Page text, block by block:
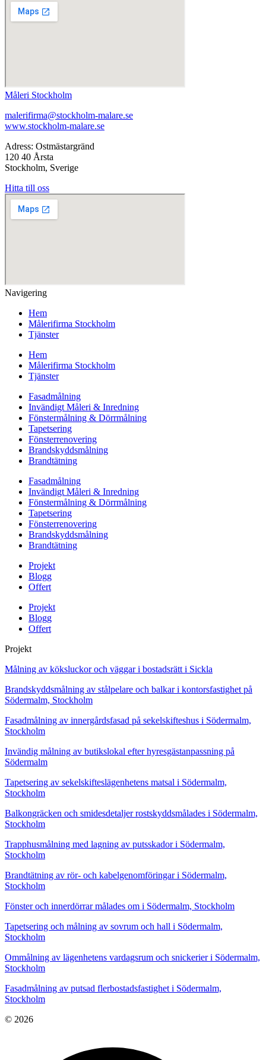
Måleri Stockholm
malerifirma@stockholm-malare.se
www.stockholm-malare.se
Adress: Ostmästargränd
120 40 Årsta
Stockholm, Sverige
Hitta till oss
Navigering
Hem
Målerifirma Stockholm
Tjänster
Hem
Målerifirma Stockholm
Tjänster
Fasadmålning
Invändigt Måleri & Inredning
Fönstermålning & Dörrmålning
Tapetsering
Fönsterrenovering
Brandskyddsmålning
Brandtätning
Fasadmålning
Invändigt Måleri & Inredning
Fönstermålning & Dörrmålning
Tapetsering
Fönsterrenovering
Brandskyddsmålning
Brandtätning
Projekt
Blogg
Offert
Projekt
Blogg
Offert
Projekt
Målning av köksluckor och väggar i bostadsrätt i Sickla
Brandskyddsmålning av stålpelare och balkar i kontorsfastighet på
Södermalm, Stockholm
Fasadmålning av innergårdsfasad på sekelskifteshus i Södermalm,
Stockholm
Invändig målning av butikslokal efter hyresgästanpassning på
Södermalm
Tapetsering av sekelskifteslägenhetens matsal i Södermalm,
Stockholm
Balkongräcken och smidesdetaljer rostskyddsmålades i Södermalm,
Stockholm
Trapphusmålning med lagning av putsskador i Södermalm,
Stockholm
Brandtätning av rör- och kabelgenomföringar i Södermalm,
Stockholm
Fönster och innerdörrar målades om i Södermalm, Stockholm
Tapetsering och målning av sovrum och hall i Södermalm,
Stockholm
Ommålning av lägenhetens vardagsrum och snickerier i Södermalm,
Stockholm
Fasadmålning av putsad flerbostadsfastighet i Södermalm,
Stockholm
© 2026